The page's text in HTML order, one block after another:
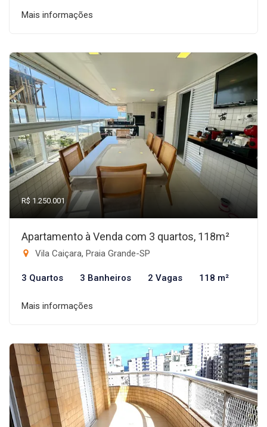
Mais informações
R$ 1.250.001
Apartamento à Venda com 3 quartos, 118m²
Vila Caiçara, Praia Grande-SP
3 Quartos 3 Banheiros 2 Vagas 118 m²
Mais informações